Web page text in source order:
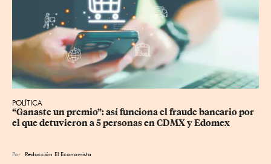
POLÍTICA
“Ganaste un premio”: así funciona el fraude bancario por
el que detuvieron a 5 personas en CDMX y Edomex
Por Redacción El Economista